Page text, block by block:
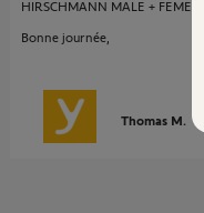
HIRSCHMANN MALE +
Bonne journée,
Thomas M.